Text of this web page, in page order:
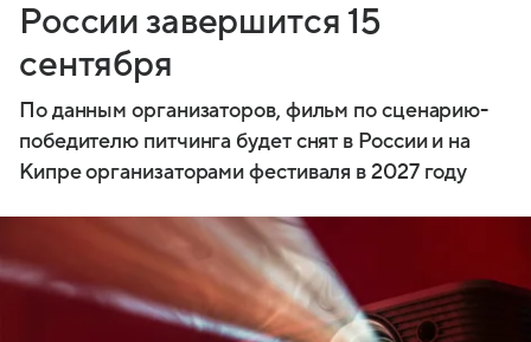
России завершится 15
сентября
По данным организаторов, фильм по сценарию-
победителю питчинга будет снят в России и на
Кипре организаторами фестиваля в 2027 году